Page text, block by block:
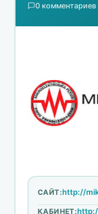
0 комментариев
САЙТ:http://
КАБИНЕТ: